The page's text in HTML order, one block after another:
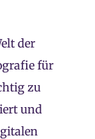
der
für
zu
und